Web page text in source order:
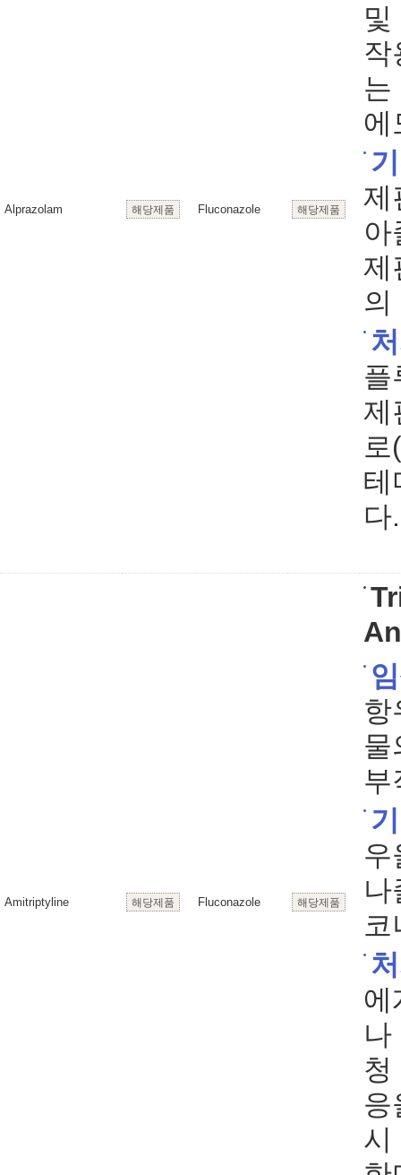
Alprazolam 해당제품 Fluconazole 해당제품
및
작
는
에
제
아
제
의
플
제
테
다.
Amitriptyline 해당제품 Fluconazole 해당제품
항
물
부
우
나
에
나
청
응
시